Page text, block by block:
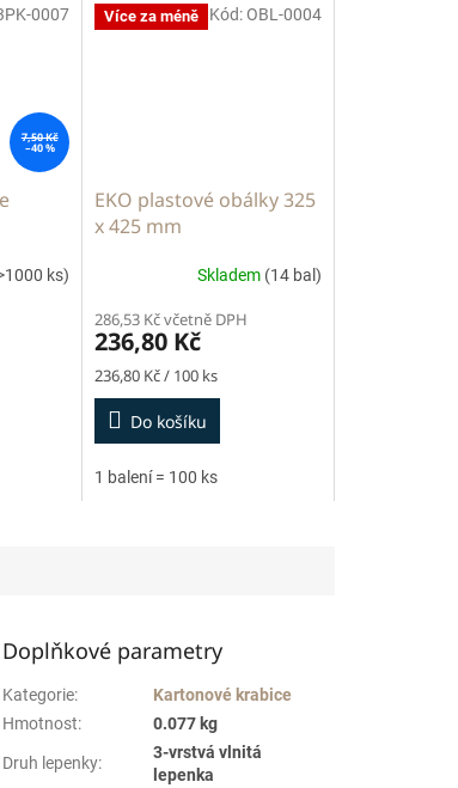
7,50 Kč
–40 %
ks)
0007 Více za méně
EKO plastové obálky 325
x 425 mm
Skladem (14 bal)
286,53 Kč včetně DPH
236,80 Kč
Měrná
cena:
236,80 Kč / 100 ks
Do košíku
1 balení = 100 ks
Kód: OBL-0004
Doplňkové parametry
Kategorie:
Kartonové krabice
Hmotnost: 0.077 kg
Druh lepenky:
3-vrstvá vlnitá
lepenka